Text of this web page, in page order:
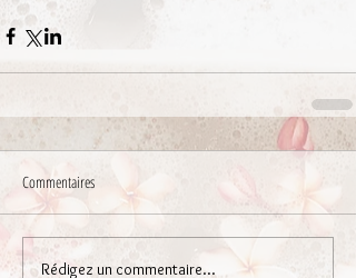
Commentaires
Rédigez un commentaire...